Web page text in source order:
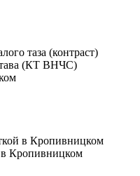
таза (контраст)
(КТ ВНЧС)
в Кропивницком
в Кропивницком